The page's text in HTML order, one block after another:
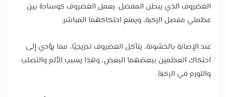
الغضروف الذي يبطن المفصل. يعمل الغضروف كوسادة بين
عظمتي مفصل الركبة، ويمنع احتكاكهما المباشر.
عند الإصابة بالخشونة، يتآكل الغضروف تدريجيًا، مما يؤدي إلى
احتكاك العظمين ببعضهما البعض، وهذا يسبب الألم والتصلب
والتورم في الركبة.